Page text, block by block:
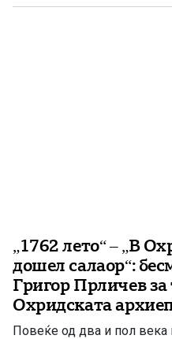
минатото, туку и порака
„1762 лето“ – „В
дошел салаор“:
Григор Прличев за
Охридската
Повеќе од два и пол века